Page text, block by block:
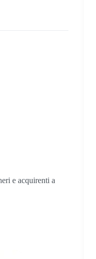
e acquirenti a